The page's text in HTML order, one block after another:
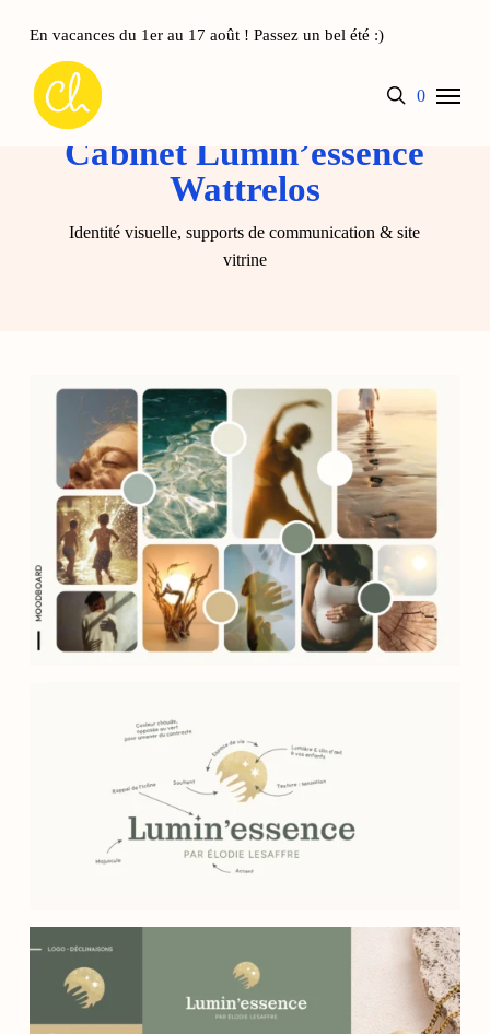
content
En vacances du 1er au 17 août ! Passez un bel été :)
search
account
0
Menu
PanierClose
Cart
Cabinet Lumin’essence
Wattrelos
Identité visuelle, supports de communication & site
vitrine